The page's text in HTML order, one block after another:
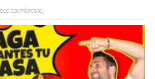
asombrosos,